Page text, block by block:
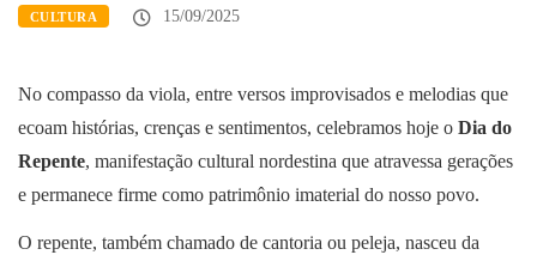
CULTURA 15/09/2025
No compasso da viola, entre versos improvisados e melodias que
ecoam histórias, crenças e sentimentos, celebramos hoje o Dia do
Repente, manifestação cultural nordestina que atravessa gerações
e permanece firme como patrimônio imaterial do nosso povo.
O repente, também chamado de cantoria ou peleja, nasceu da